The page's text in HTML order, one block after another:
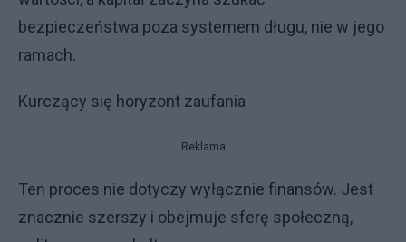
bezpieczeństwa poza systemem długu, nie w jego
ramach.
Kurczący się horyzont zaufania
Reklama
Ten proces nie dotyczy wyłącznie finansów. Jest
znacznie szerszy i obejmuje sferę społeczną,